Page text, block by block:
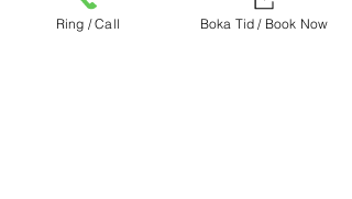
Clean Classic For Men är speciellt
utformad för att passa den moderna
Ring / Call Boka Tid / Book Now